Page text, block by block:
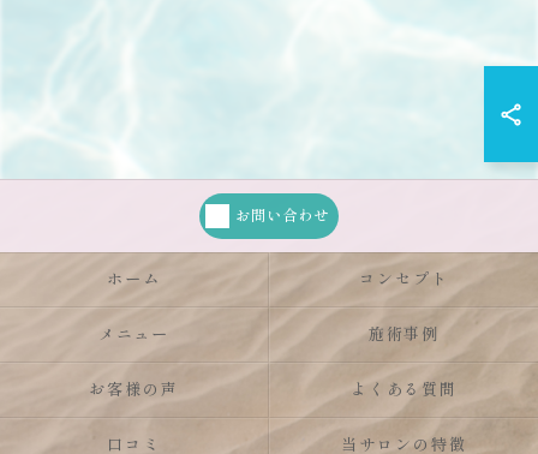
お問い合わせ
ホーム コンセプト
メニュー 施術事例
お客様の声 よくある質問
口コミ 当サロンの特徴